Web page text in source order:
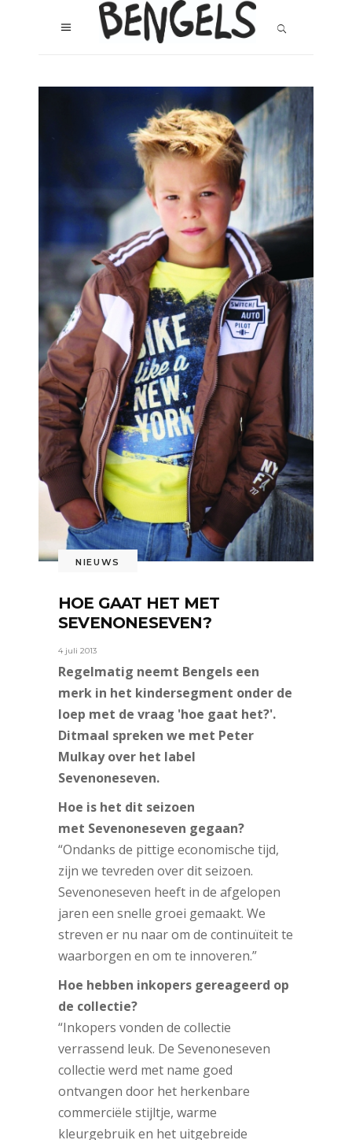
NIEUWS
HOE GAAT HET MET
SEVENONESEVEN?
4 juli 2013
Regelmatig neemt Bengels een
merk in het kindersegment onder de
loep met de vraag 'hoe gaat het?'.
Ditmaal spreken we met Peter
Mulkay over het label
Sevenoneseven.
Hoe is het dit seizoen
met Sevenoneseven gegaan?
“Ondanks de pittige economische tijd,
zijn we tevreden over dit seizoen.
Sevenoneseven heeft in de afgelopen
jaren een snelle groei gemaakt. We
streven er nu naar om de continuïteit te
waarborgen en om te innoveren.”
Hoe hebben inkopers gereageerd op
de collectie?
“Inkopers vonden de collectie
verrassend leuk. De Sevenoneseven
collectie werd met name goed
ontvangen door het herkenbare
commerciële stijltje, warme
kleurgebruik en het uitgebreide